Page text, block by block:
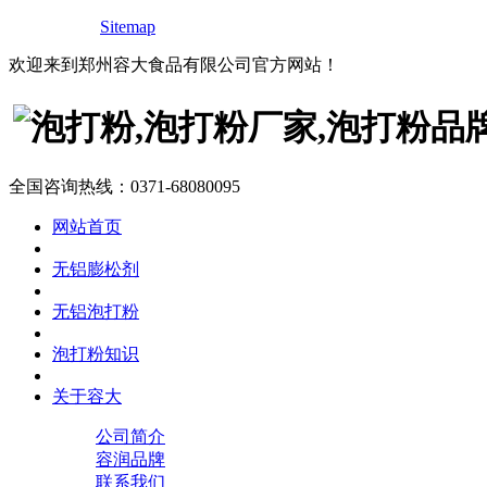
Sitemap
欢迎来到郑州容大食品有限公司官方网站！
全国咨询热线： 0371-68080095
网站首页
无铝膨松剂
无铝泡打粉
泡打粉知识
关于容大
公司简介
容润品牌
联系我们